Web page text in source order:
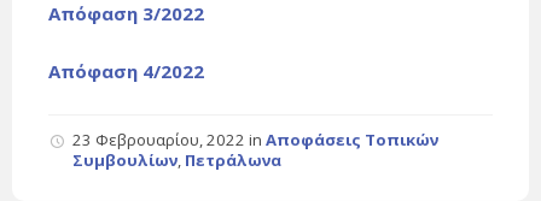
Απόφαση 3/2022
Απόφαση 4/2022
23 Φεβρουαρίου, 2022 in Αποφάσεις Τοπικών
Συμβουλίων, Πετράλωνα